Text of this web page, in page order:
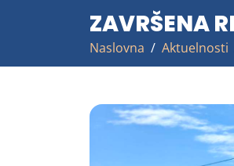
ZAVRŠENA
Naslovna Aktuelnosti